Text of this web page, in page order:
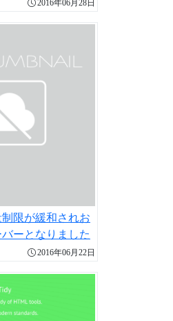
2016年06月28日
限が緩和されお
ーとなりました
2016年06月22日